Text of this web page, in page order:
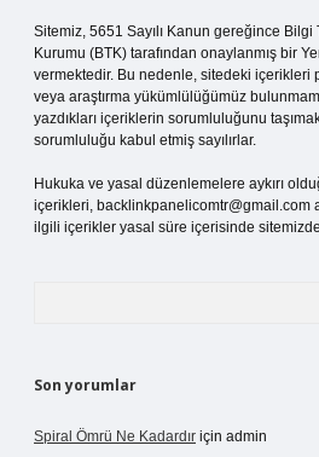
Sitemiz, 5651 Sayılı Kanun gereğince
Kurumu (BTK) tarafından onaylanmış bir
vermektedir. Bu nedenle, sitedeki içerikleri
veya araştırma yükümlülüğümüz
yazdıkları içeriklerin sorumluluğunu
sorumluluğu kabul etmiş sayılırlar.
Hukuka ve yasal düzenlemelere aykırı
içerikleri, backlinkpanelicomtr@gmail.com
ilgili içerikler yasal süre içerisinde
Son yorumlar
Spiral Ömrü Ne Kadardır için admin